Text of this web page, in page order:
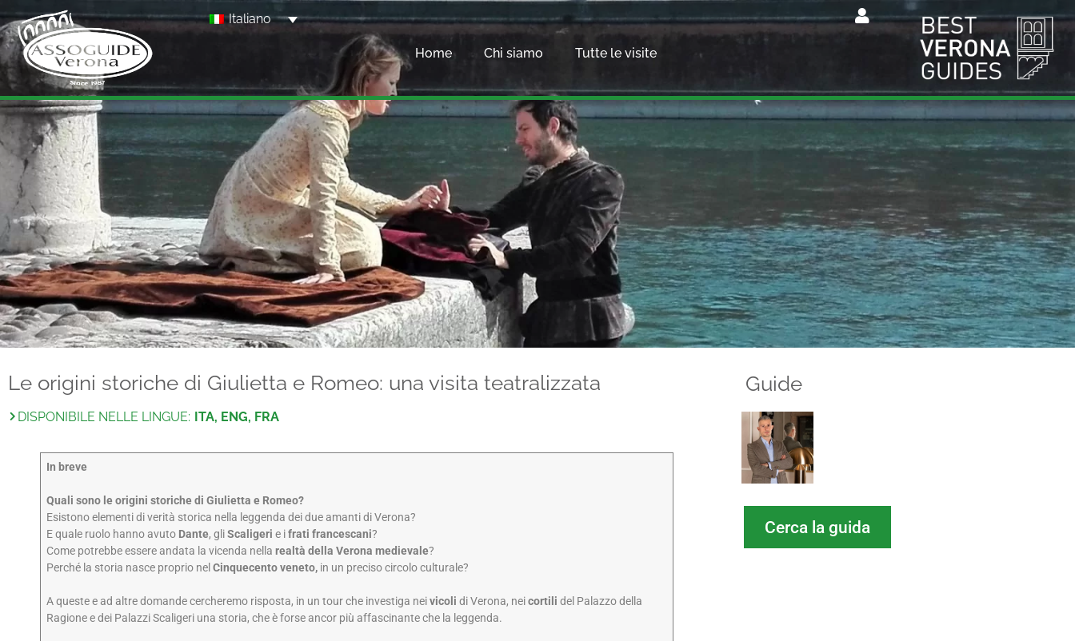
Italiano
Home Chi siamo Tutte le visite
Le origini storiche di Giulietta e Romeo: una visita teatralizzata
DISPONIBILE NELLE LINGUE: ITA, ENG, FRA
In breve
Quali sono le origini storiche di Giulietta e Romeo?
Esistono elementi di verità storica nella leggenda dei due amanti di Verona?
E quale ruolo hanno avuto Dante, gliScaligeri e ifrati francescani?
Come potrebbe essere andata la vicenda nellarealtà della Verona medievale?
Perché la storia nasce proprio nelCinquecento veneto, in un preciso circolo culturale?
A queste e ad altre domande cercheremo risposta, in un tour che investiga neivicolidi Verona, neicortili del Palazzo della
Ragione e dei Palazzi Scaligeri una storia, che è forse ancor più affascinante che la leggenda.
Guide
Cerca la guida